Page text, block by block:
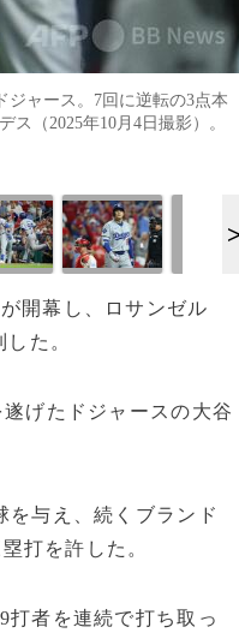
ャース。7回に逆転の3点本
（2025年10月4日撮影）。
開幕し、ロサンゼル
た。
げたドジャースの大谷
を与え、続くブランド
打を許した。
打者を連続で打ち取っ